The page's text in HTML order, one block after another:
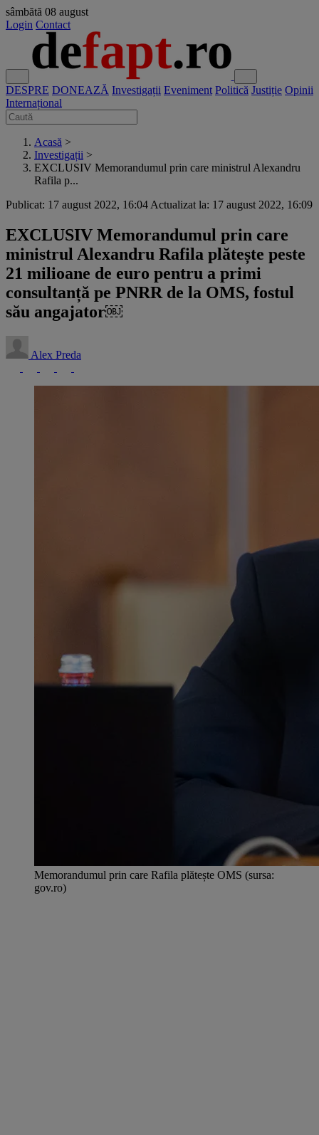
sâmbătă 08 august
Login Contact
DESPRE DONEAZĂ Investigații Eveniment Politică Justiție Opinii
Internațional
Acasă >
Investigații >
EXCLUSIV Memorandumul prin care ministrul Alexandru
Rafila p...
Publicat: 17 august 2022, 16:04 Actualizat la: 17 august 2022, 16:09
EXCLUSIV Memorandumul prin care
ministrul Alexandru Rafila plătește peste
21 milioane de euro pentru a primi
consultanță pe PNRR de la OMS, fostul
său angajator￼
Alex Preda
Memorandumul prin care Rafila plătește OMS (sursa:
gov.ro)